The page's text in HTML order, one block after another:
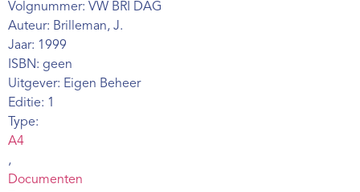
Volgnummer: VW BRI DAG
Auteur: Brilleman, J.
Jaar: 1999
ISBN: geen
Uitgever: Eigen Beheer
Editie: 1
Type:
A4
,
Documenten